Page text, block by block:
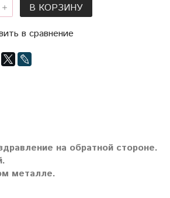
В КОРЗИНУ
в сравнение
на обратной стороне.
металле.